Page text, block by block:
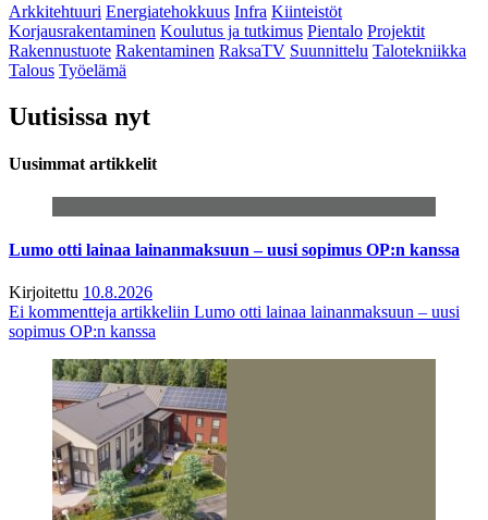
Arkkitehtuuri Energiatehokkuus Infra Kiinteistöt
Korjausrakentaminen Koulutus ja tutkimus Pientalo Projektit
Rakennustuote Rakentaminen RaksaTV Suunnittelu Talotekniikka
Talous Työelämä
Uutisissa nyt
Uusimmat artikkelit
Lumo otti lainaa lainanmaksuun – uusi sopimus OP:n kanssa
Kirjoitettu 10.8.2026
Ei kommentteja artikkeliin Lumo otti lainaa lainanmaksuun – uusi
sopimus OP:n kanssa